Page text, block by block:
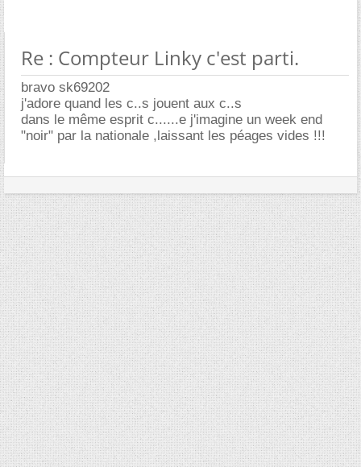
Re : Compteur Linky c'est parti.
bravo sk69202
j'adore quand les c..s jouent aux c..s
dans le même esprit c......e j'imagine un week end
"noir" par la nationale ,laissant les péages vides !!!